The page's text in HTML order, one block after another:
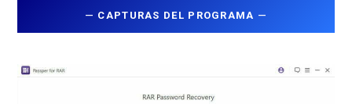
— CAPTURAS DEL PROGRAMA —